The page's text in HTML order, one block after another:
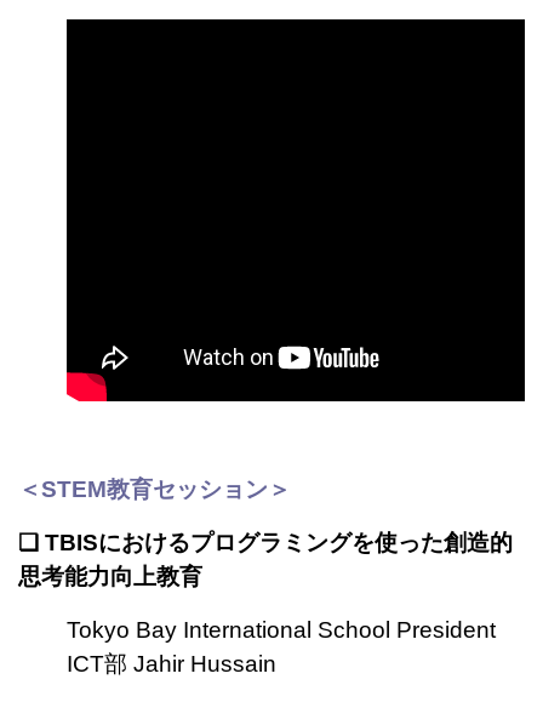
＜STEM教育セッション ＞
❏ TBISにおけるプログラミングを使った創造的
思考能力向上教育
Tokyo Bay International School President
ICT部 Jahir Hussain